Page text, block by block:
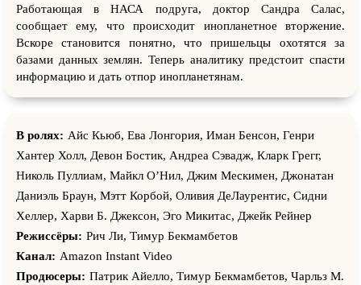
Работающая в НАСА подруга, доктор Сандра Салас,
сообщает ему, что происходит инопланетное вторжение.
Вскоре становится понятно, что пришельцы охотятся за
базами данных землян. Теперь аналитику предстоит спасти
информацию и дать отпор инопланетянам.
В ролях: Айс Кьюб, Ева Лонгория, Иман Бенсон, Генри
Хантер Холл, Девон Бостик, Андреа Сэвадж, Кларк Грегг,
Николь Пуллиам, Майкл О’Нил, Джим Мескимен, Джонатан
Даниэль Браун, Мэтт Корбой, Оливия ДеЛаурентис, Сидни
Хеллер, Харви Б. Джексон, Эго Микитас, Джейк Рейнер
Режиссёры: Рич Ли, Тимур Бекмамбетов
Канал: Amazon Instant Video
Продюсеры: Патрик Айелло, Тимур Бекмамбетов, Чарльз М.